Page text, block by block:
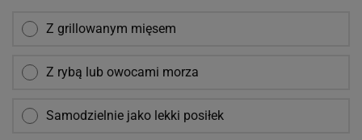
Z grillowanym mięsem
Z rybą lub owocami morza
Samodzielnie jako lekki posiłek